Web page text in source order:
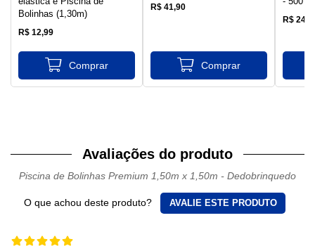
Bolinhas (1,30m)
R$ 12,99
R$ 41,90
R$
Avaliações do produto
Piscina de Bolinhas Premium 1,50m x 1,50m - Dedobrinquedo
O que achou deste produto? AVALIE ESTE PRODUTO